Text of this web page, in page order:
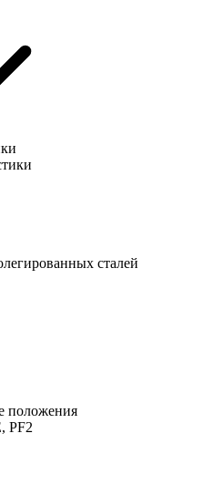
сталей
положения
PF2